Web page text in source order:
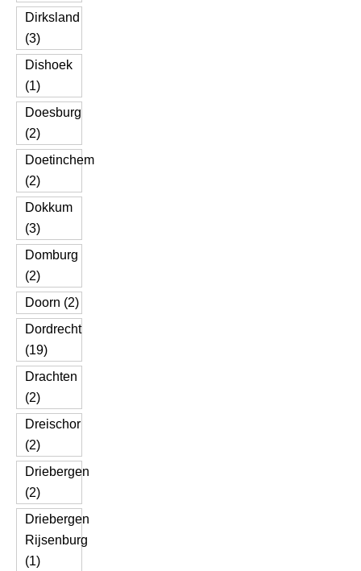
Dirksland
(3)
Dishoek
(1)
Doesburg
(2)
Doetinchem
(2)
Dokkum
(3)
Domburg
(2)
Doorn (2)
Dordrecht
(19)
Drachten
(2)
Dreischor
(2)
Driebergen
(2)
Driebergen
Rijsenburg
(1)